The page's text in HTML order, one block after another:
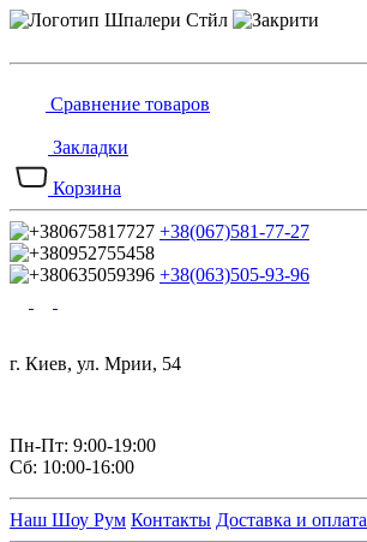
Сравнение товаров
Закладки
Корзина
+38(067)581-77-27
+38(063)505-93-96
г. Киев, ул. Мрии, 54
Пн-Пт: 9:00-19:00
Сб: 10:00-16:00
Наш Шоу Рум Контакты Доставка и оплата